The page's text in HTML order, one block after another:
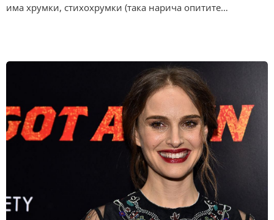
има хрумки, стихохрумки (така нарича опитите…